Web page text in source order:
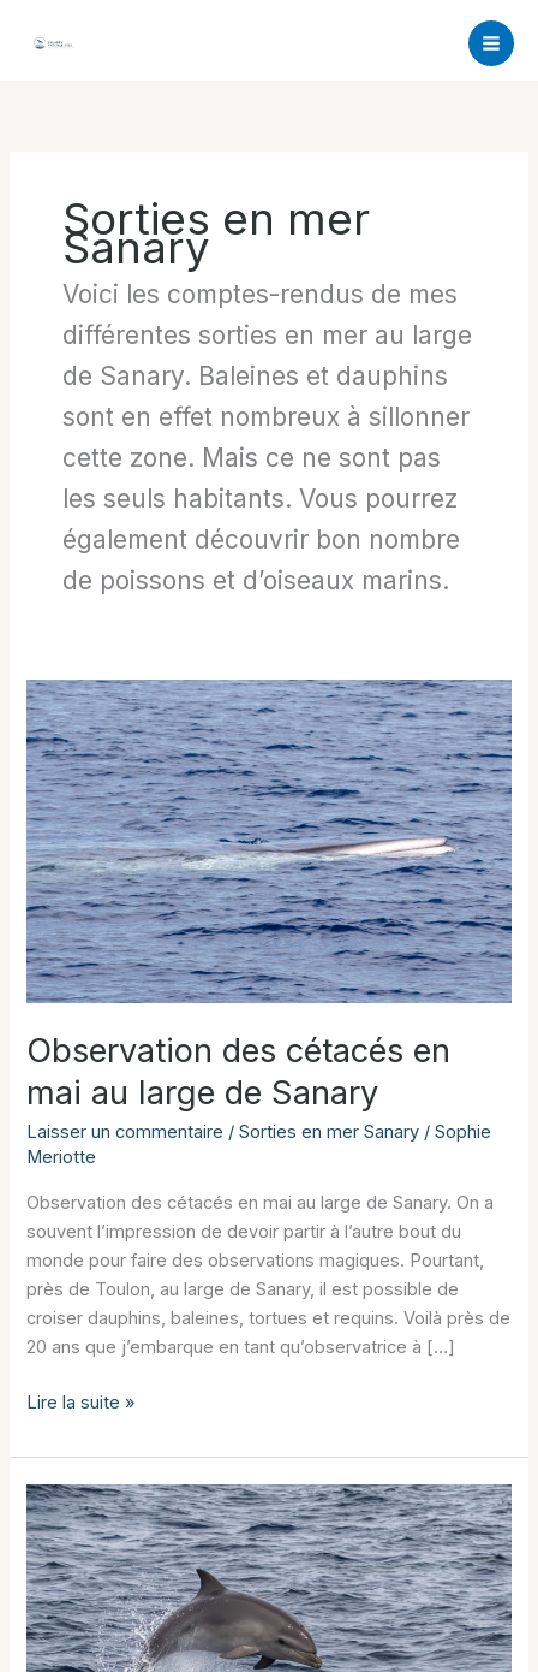
Sorties en mer
Sanary
Voici les comptes-rendus de mes
différentes sorties en mer au large
de Sanary. Baleines et dauphins
sont en effet nombreux à sillonner
cette zone. Mais ce ne sont pas
les seuls habitants. Vous pourrez
également découvrir bon nombre
de poissons et d’oiseaux marins.
Observation des cétacés en
mai au large de Sanary
Laisser un commentaire /Sorties en mer Sanary /Sophie
Meriotte
Observation des cétacés en mai au large de Sanary. On a
souvent l’impression de devoir partir à l’autre bout du
monde pour faire des observations magiques. Pourtant,
près de Toulon, au large de Sanary, il est possible de
croiser dauphins, baleines, tortues et requins. Voilà près de
20 ans que j’embarque en tant qu’observatrice à […]
Observation
cétacés
en
mai
au
large
de
Sanary
Lire la suite »